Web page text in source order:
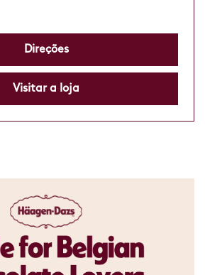
Direções
Visitar a loja